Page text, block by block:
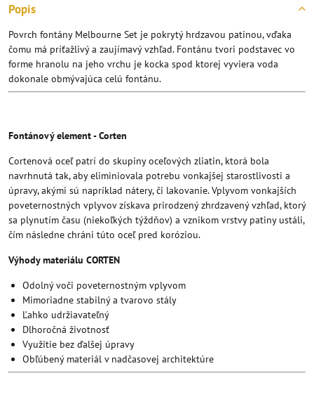
Popis
Povrch fontány Melbourne Set je pokrytý hrdzavou patinou, vďaka
čomu má príťažlivý a zaujímavý vzhľad. Fontánu tvori podstavec vo
forme hranolu na jeho vrchu je kocka spod ktorej vyviera voda
dokonale obmývajúca celú fontánu.
Fontánový element - Corten
Cortenová oceľ patrí do skupiny oceľových zliatin, ktorá bola
navrhnutá tak, aby eliminiovala potrebu vonkajšej starostlivosti a
úpravy, akými sú napríklad nátery, či lakovanie. Vplyvom vonkajších
poveternostných vplyvov získava prirodzený zhrdzavený vzhľad, ktorý
sa plynutím času (niekoľkých týždňov) a vznikom vrstvy patiny ustáli,
čím následne chráni túto oceľ pred koróziou.
Výhody materiálu CORTEN
Odolný voči poveternostným vplyvom
Mimoriadne stabilný a tvarovo stály
Ľahko udržiavateľný
Dlhoročná životnosť
Využitie bez ďalšej úpravy
Obľúbený materiál v nadčasovej architektúre